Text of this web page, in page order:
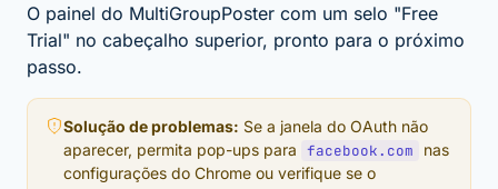
O painel do MultiGroupPoster com um selo "Free
Trial" no cabeçalho superior, pronto para o próximo
passo.
Solução de problemas: Se a janela do OAuth não
aparecer, permita pop-ups para facebook.com
nas
configurações do Chrome ou verifique se o